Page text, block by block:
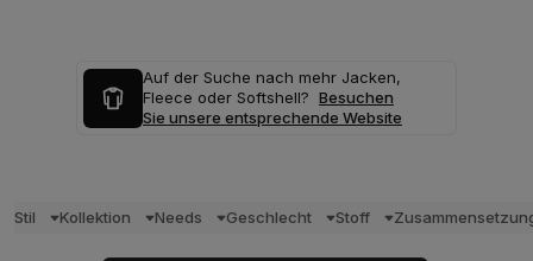
Auf der Suche nach mehr Jacken,
Fleece oder Softshell? Besuchen
Sie unsere entsprechende Website
Stil Kollektion Needs Geschlecht Stoff